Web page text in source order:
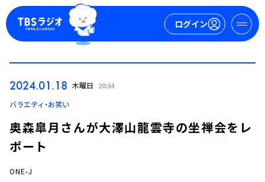
ログイン
ログイン
2024.01.18 木曜日 20:34
バラエティ・お笑い
奥森皐月さんが大澤山龍雲寺の坐禅会をレ
ポート
ONE-J